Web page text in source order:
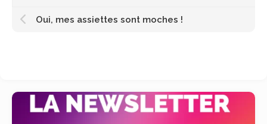
Oui, mes assiettes sont moches !